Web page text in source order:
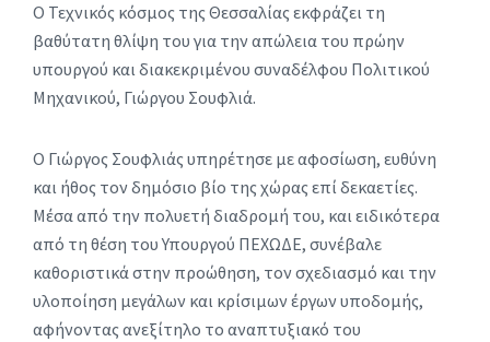
Ο Τεχνικός κόσμος της Θεσσαλίας εκφράζει τη
βαθύτατη θλίψη του για την απώλεια του πρώην
υπουργού και διακεκριμένου συναδέλφου Πολιτικού
Μηχανικού, Γιώργου Σουφλιά.
Ο Γιώργος Σουφλιάς υπηρέτησε με αφοσίωση, ευθύνη
και ήθος τον δημόσιο βίο της χώρας επί δεκαετίες.
Μέσα από την πολυετή διαδρομή του, και ειδικότερα
από τη θέση του Υπουργού ΠΕΧΩΔΕ, συνέβαλε
καθοριστικά στην προώθηση, τον σχεδιασμό και την
υλοποίηση μεγάλων και κρίσιμων έργων υποδομής,
αφήνοντας ανεξίτηλο το αναπτυξιακό του